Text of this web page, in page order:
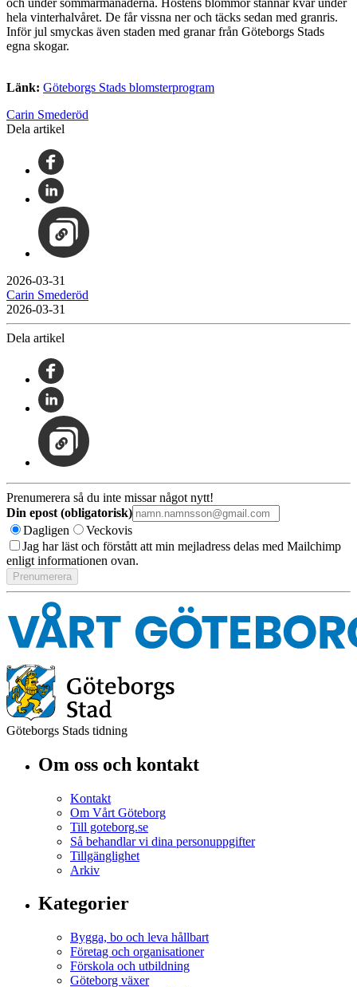
hela vinterhalvåret. De får vissna ner och täcks sedan med granris.
Inför jul smyckas även staden med granar från Göteborgs Stads
egna skogar.
Länk: Göteborgs Stads blomster­program
Carin Smederöd
Dela artikel
2026-03-31
Carin Smederöd
2026-03-31
Dela artikel
Prenumerera så du inte missar något nytt!
Din epost (obligatorisk)
Dagligen
Veckovis
Jag har läst och förstått att min mejladress delas med Mailchimp
enligt informationen ovan.
Göteborgs Stads tidning
Om oss och kontakt
Kontakt
Om Vårt Göteborg
Till goteborg.se
Så behandlar vi dina personuppgifter
Tillgänglighet
Arkiv
Kategorier
Bygga, bo och leva hållbart
Företag och organisationer
Förskola och utbildning
Göteborg växer